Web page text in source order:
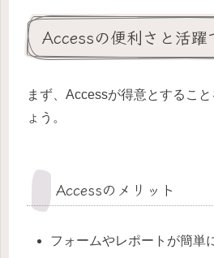
Accessの便利さと活躍
まず、Accessが得意とするこ
ょう。
Accessのメリット
フォームやレポートが簡単